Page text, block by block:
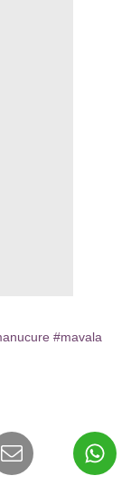
#mavala